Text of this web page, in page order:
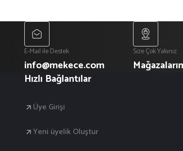
E-Mail ile Destek
info@mekece.com
Size Çok Yakınız
Hızlı Bağlantılar
Üye Girişi
Yeni üyelik Oluştur